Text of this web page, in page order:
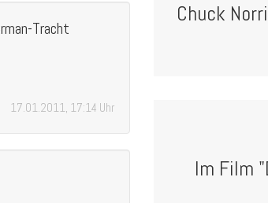
Tracht
17.01.2011, 17:14 Uhr
Chuck
Im Film